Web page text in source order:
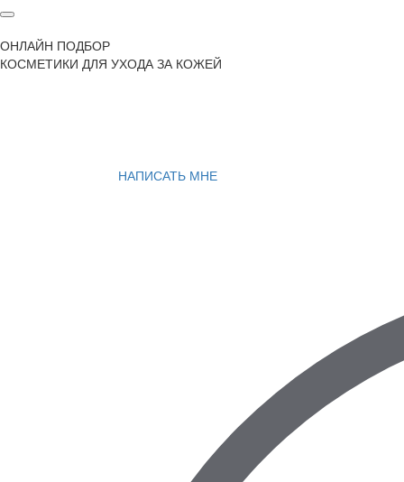
ОНЛАЙН ПОДБОР
КОСМЕТИКИ ДЛЯ УХОДА ЗА КОЖЕЙ
НАПИСАТЬ МНЕ